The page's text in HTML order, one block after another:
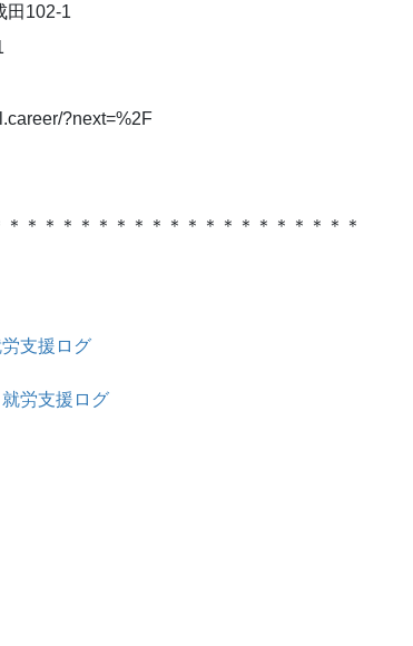
田102-1
?next=%2F
＊＊＊＊＊＊＊＊＊＊＊＊＊＊＊＊＊＊＊
支援ログ
労支援ログ